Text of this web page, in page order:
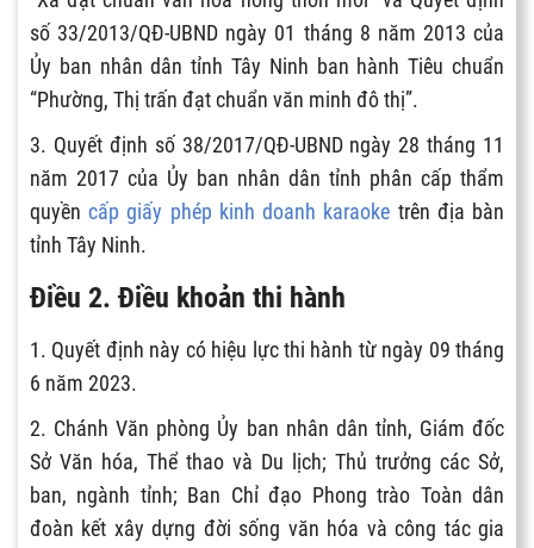
số 33/2013/QĐ-UBND ngày 01 tháng 8 năm 2013 của
Ủy ban nhân dân tỉnh Tây Ninh ban hành Tiêu chuẩn
“Phường, Thị trấn đạt chuẩn văn minh đô thị”.
3. Quyết định số 38/2017/QĐ-UBND ngày 28 tháng 11
năm 2017 của Ủy ban nhân dân tỉnh phân cấp thẩm
quyềncấp giấy phép kinh doanh karaoke trên địa bàn
tỉnh Tây Ninh.
Điều 2. Điều khoản thi hành
1. Quyết định này có hiệu lực thi hành từ ngày 09 tháng
6 năm 2023.
2. Chánh Văn phòng Ủy ban nhân dân tỉnh, Giám đốc
Sở Văn hóa, Thể thao và Du lịch; Thủ trưởng các Sở,
ban, ngành tỉnh; Ban Chỉ đạo Phong trào Toàn dân
đoàn kết xây dựng đời sống văn hóa và công tác gia